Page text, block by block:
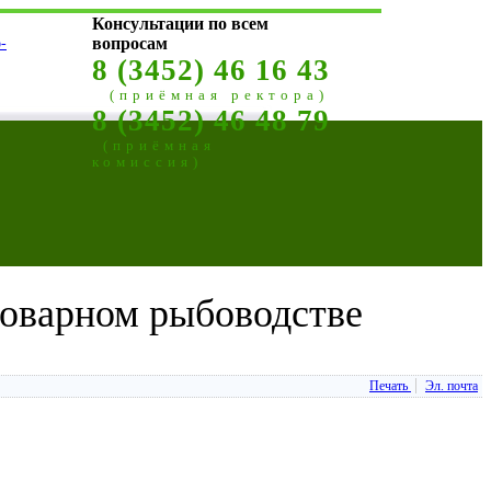
Консультации по всем
вопросам
8 (3452) 46 16 43
(приёмная ректора)
8 (3452) 46 48 79
(приёмная
комиссия)
рыбоводстве
Печать Эл. почта